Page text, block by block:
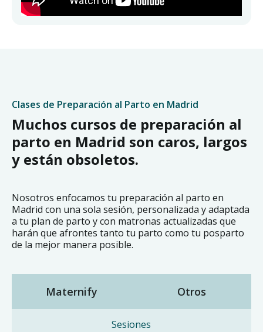
Clases de Preparación al Parto en Madrid
Muchos cursos de preparación al
parto en Madrid son caros, largos
y están obsoletos.
Nosotros enfocamos tu preparación al parto en
Madrid con una sola sesión, personalizada y adaptada
a tu plan de parto y con matronas actualizadas que
harán que afrontes tanto tu parto como tu posparto
de la mejor manera posible.
Maternify Otros
Sesiones